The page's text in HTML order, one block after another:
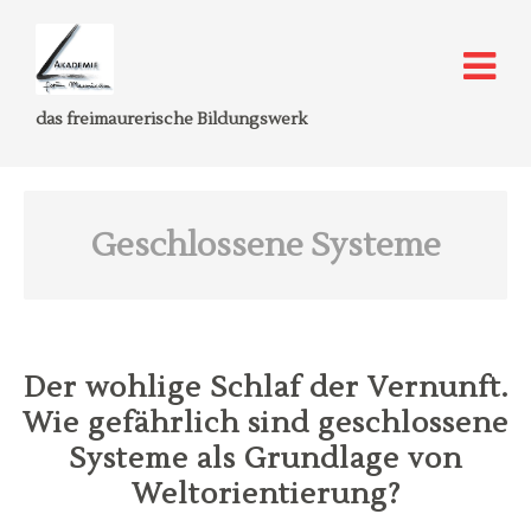
das freimaurerische Bildungswerk
Geschlossene Systeme
Der wohlige Schlaf der Vernunft.
Wie gefährlich sind geschlossene
Systeme als Grundlage von
Weltorientierung?